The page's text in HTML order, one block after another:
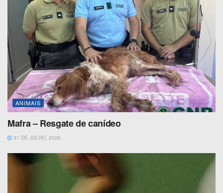
ANIMAIS
Mafra – Resgate de canídeo
31 DE JULHO, 2026